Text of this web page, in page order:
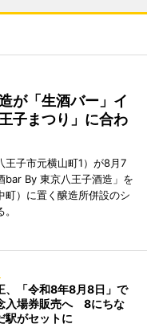
が「生酒バー」イ
子まつり」に合わ
王子市元横山町1）が8月7
bar By 東京八王子酒造」を
町）に置く醸造所併設のシ
、「令和8年8月8日」で
入場券販売へ 8にちな
駅がセットに